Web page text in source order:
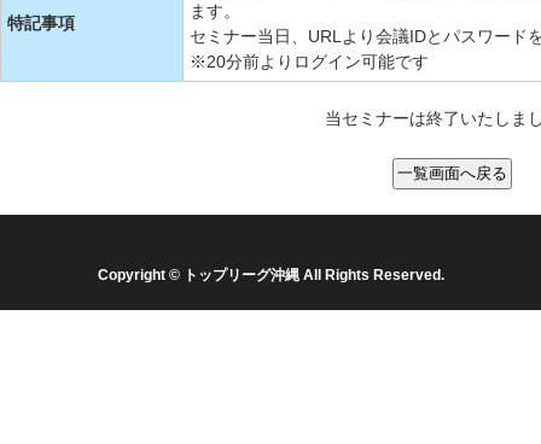
特記事項
ます。
セミナー当日、URLより会議IDとパスワード
※20分前よりログイン可能です
当セミナーは終了いたしま
Copyright © トップリーグ沖縄 All Rights Reserved.